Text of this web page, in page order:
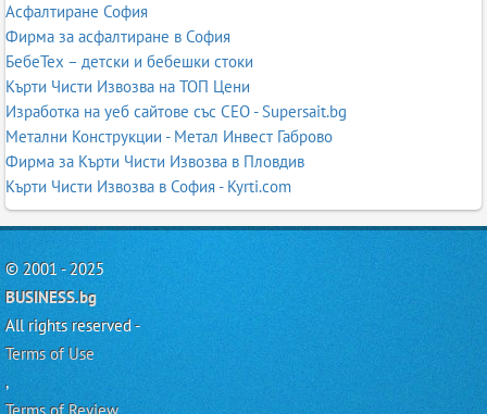
Асфалтиране София
Фирма за асфалтиране в София
БебеТех – детски и бебешки стоки
Кърти Чисти Извозва на ТОП Цени
Изработка на уеб сайтове със СЕО - Supersait.bg
Метални Конструкции - Метал Инвест Габрово
Фирма за Кърти Чисти Извозва в Пловдив
Кърти Чисти Извозва в София - Kyrti.com
© 2001 - 2025
BUSINESS.bg
All rights reserved -
Terms of Use
,